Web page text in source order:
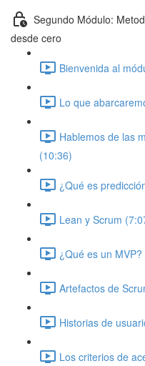
Segundo Módulo:
desde cero
Bienvenida al
Lo que
Hablemos de las
(10:36)
¿Qué es
Lean y Scrum
¿Qué es un
Artefactos de
Historias de
Los criterios de